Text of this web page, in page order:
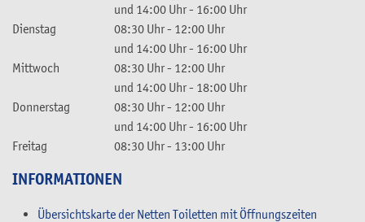
und 14:00 Uhr- 16:00 Uhr
Dienstag
08:30 Uhr- 12:00 Uhr
und 14:00 Uhr- 16:00 Uhr
Mittwoch
08:30 Uhr- 12:00 Uhr
und 14:00 Uhr- 18:00 Uhr
Donnerstag
08:30 Uhr- 12:00 Uhr
und 14:00 Uhr- 16:00 Uhr
Freitag
08:30 Uhr- 13:00 Uhr
INFORMATIONEN
Übersichtskarte der Netten Toiletten mit Öffnungszeiten